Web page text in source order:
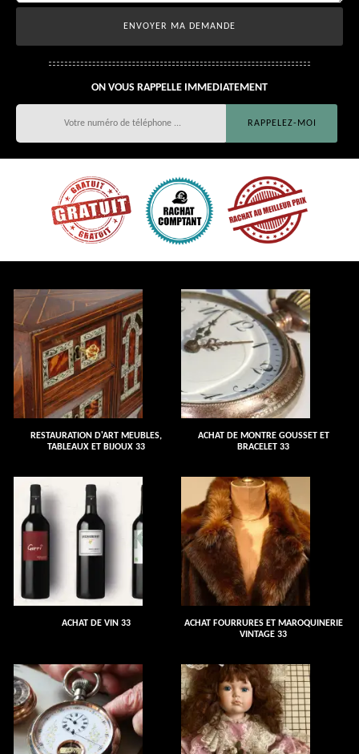
ON VOUS RAPPELLE IMMEDIATEMENT
RESTAURATION D'ART MEUBLES,
TABLEAUX ET BIJOUX 33
ACHAT DE MONTRE GOUSSET ET
BRACELET 33
ACHAT DE VIN 33
ACHAT FOURRURES ET MAROQUINERIE
VINTAGE 33